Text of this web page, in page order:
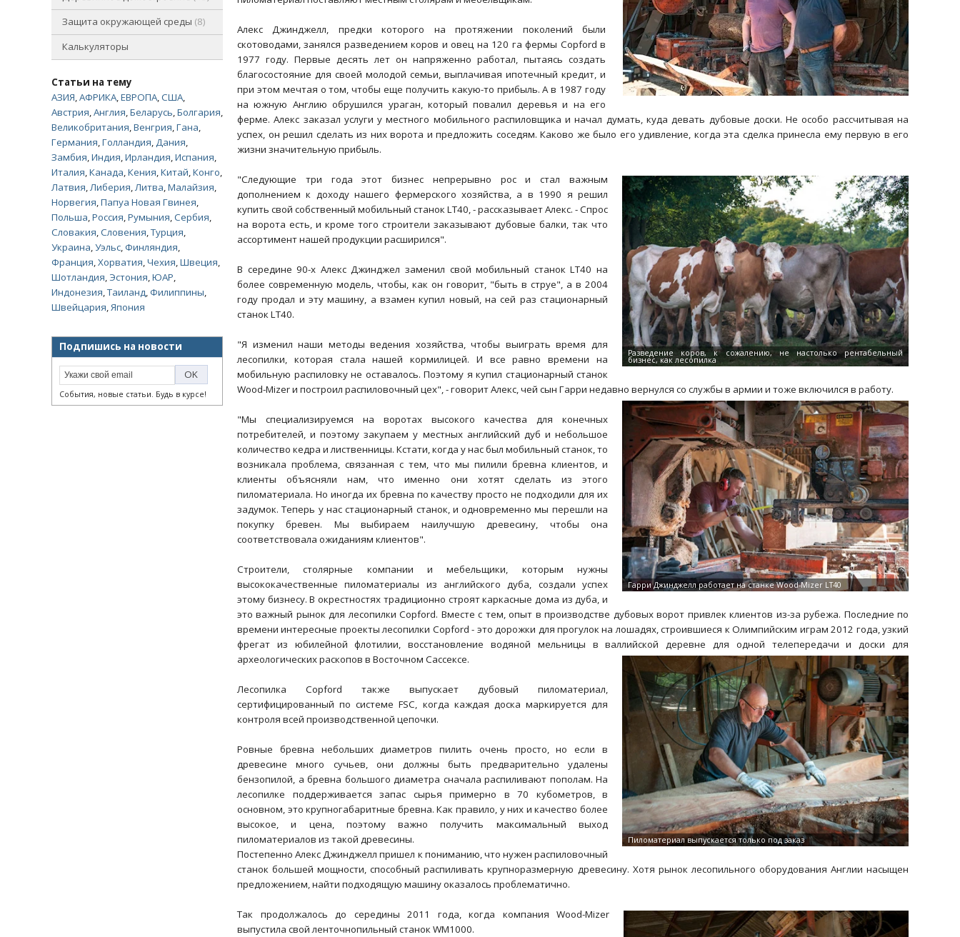
Защита окружающей среды 8
Калькуляторы
Статьи на тему
АЗИЯ,АФРИКА,ЕВРОПА,США,
Австрия,Англия,Беларусь,Болгария,
Великобритания,Венгрия,Гана,
Германия,Голландия,Дания,
Замбия,Индия,Ирландия,Испания,
Италия,Канада,Кения,Китай,Конго,
Латвия,Либерия,Литва,Малайзия,
Норвегия,Папуа Новая Гвинея,
Польша,Россия,Румыния,Сербия,
Словакия,Словения,Турция,
Украина,Уэльс,Финляндия,
Франция,Хорватия,Чехия,Швеция,
Шотландия, Эстония,ЮАР,
Индонезия,Таиланд,Филиппины,
Швейцария,Япония
Подпишись на новости
События, новые статьи. Будь в курсе!
Алекс Джинджелл, предки которого на протяжении поколений были
скотоводами, занялся разведением коров и овец на 120 га фермы Copford в
1977 году. Первые десять лет он напряженно работал, пытаясь создать
благосостояние для своей молодой семьи, выплачивая ипотечный кредит, и
при этом мечтая о том, чтобы еще получить какую-то прибыль. А в 1987 году
на южную Англию обрушился ураган, который повалил деревья и на его
ферме. Алекс заказал услуги у местного мобильного распиловщика и начал думать, куда девать дубовые доски. Не особо рассчитывая на
успех, он решил сделать из них ворота и предложить соседям. Каково же было его удивление, когда эта сделка принесла ему первую в его
жизни значительную прибыль.
"Следующие три года этот бизнес непрерывно рос и стал важным
дополнением к доходу нашего фермерского хозяйства, а в 1990 я решил
купить свой собственный мобильный станок LT40, - рассказывает Алекс. - Спрос
на ворота есть, и кроме того строители заказывают дубовые балки, так что
ассортимент нашей продукции расширился".
В середине 90-х Алекс Джинджел заменил свой мобильный станок LT40 на
более современную модель, чтобы, как он говорит, "быть в струе", а в 2004
году продал и эту машину, а взамен купил новый, на сей раз стационарный
станок LT40.
"Я изменил наши методы ведения хозяйства, чтобы выиграть время для
лесопилки, которая стала нашей кормилицей. И все равно времени на
мобильную распиловку не оставалось. Поэтому я купил стационарный станок
Wood-Mizer и построил распиловочный цех", - говорит Алекс, чей сын Гарри недавно вернулся со службы в армии и тоже включился в работу.
"Мы специализируемся на воротах высокого качества для конечных
потребителей, и поэтому закупаем у местных английский дуб и небольшое
количество кедра и лиственницы. Кстати, когда у нас был мобильный станок, то
возникала проблема, связанная с тем, что мы пилили бревна клиентов, и
клиенты объясняли нам, что именно они хотят сделать из этого
пиломатериала. Но иногда их бревна по качеству просто не подходили для их
задумок. Теперь у нас стационарный станок, и одновременно мы перешли на
покупку бревен. Мы выбираем наилучшую древесину, чтобы она
соответствовала ожиданиям клиентов".
Строители, столярные компании и мебельщики, которым нужны
высококачественные пиломатериалы из английского дуба, создали успех
этому бизнесу. В окрестностях традиционно строят каркасные дома из дуба, и
это важный рынок для лесопилки Copford. Вместе с тем, опыт в производстве дубовых ворот привлек клиентов из-за рубежа. Последние по
времени интересные проекты лесопилки Copford - это дорожки для прогулок на лошадях, строившиеся к Олимпийским играм 2012 года, узкий
фрегат из юбилейной флотилии, восстановление водяной мельницы в валлийской деревне для одной телепередачи и доски для
археологических раскопов в Восточном Сассексе.
Лесопилка Copford также выпускает дубовый пиломатериал,
сертифицированный по системе FSC, когда каждая доска маркируется для
контроля всей производственной цепочки.
Ровные бревна небольших диаметров пилить очень просто, но если в
древесине много сучьев, они должны быть предварительно удалены
бензопилой, а бревна большого диаметра сначала распиливают пополам. На
лесопилке поддерживается запас сырья примерно в 70 кубометров, в
основном, это крупногабаритные бревна. Как правило, у них и качество более
высокое, и цена, поэтому важно получить максимальный выход
пиломатериалов из такой древесины.
Постепенно Алекс Джинджелл пришел к пониманию, что нужен распиловочный
станок большей мощности, способный распиливать крупноразмерную древесину. Хотя рынок лесопильного оборудования Англии насыщен
предложением, найти подходящую машину оказалось проблематично.
Так продолжалось до середины 2011 года, когда компания Wood-Mizer
выпустила свой ленточнопильный станок WM1000.